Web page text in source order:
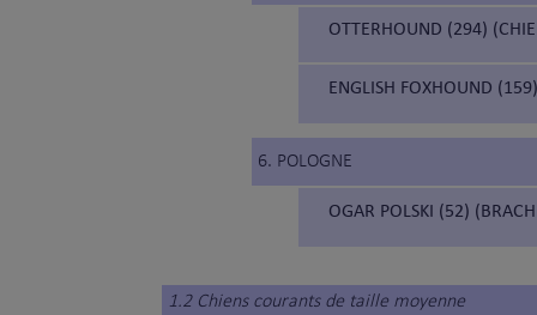
OTTERHOUND (294)
ENGLISH FOXHOUND (159)
6. POLOGNE
OGAR POLSKI (52)
1.2 Chiens courants de taille moyenne